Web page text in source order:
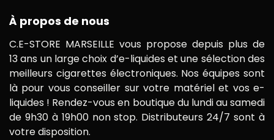
À propos de nous
C.E-STORE MARSEILLE vous propose depuis plus de
13 ans un large choix d’e-liquides et une sélection des
meilleurs cigarettes électroniques. Nos équipes sont
là pour vous conseiller sur votre matériel et vos e-
liquides ! Rendez-vous en boutique du lundi au samedi
de 9h30 à 19h00 non stop. Distributeurs 24/7 sont à
votre disposition.